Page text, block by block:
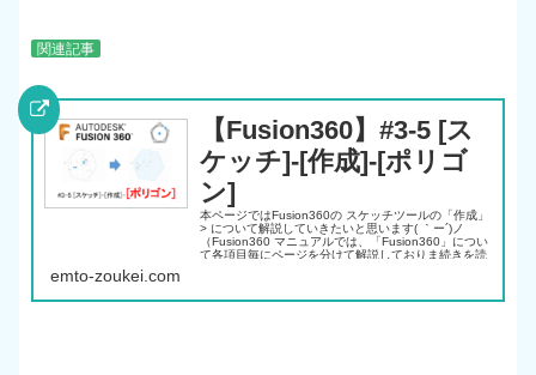
関連記事
【Fusion360】#3-5 [ス
ケッチ]-[作成]-[ポリゴ
ン]
本ページではFusion360の スケッチツールの「作成」
> について解説していきたいと思います( ｀ー´)ノ
（Fusion360 マニュアルでは、「Fusion360」につい
て各項目毎にページを分けて解説しておりま続きを読
emto-zoukei.com